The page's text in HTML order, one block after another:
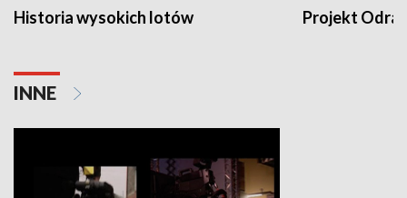
Historia wysokich lotów Projekt Odra
INNE